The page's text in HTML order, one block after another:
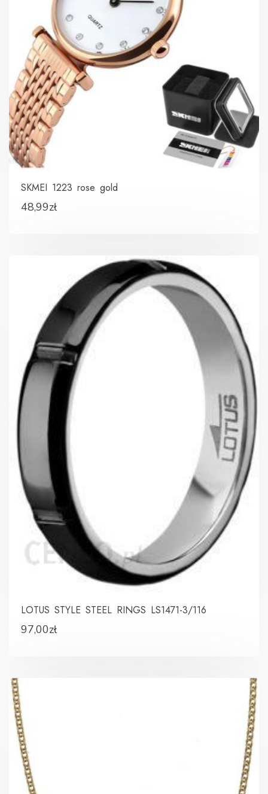
SKMEI 1223 rose gold
48,99zł
LOTUS STYLE STEEL RINGS LS1471-3/116
97,00zł